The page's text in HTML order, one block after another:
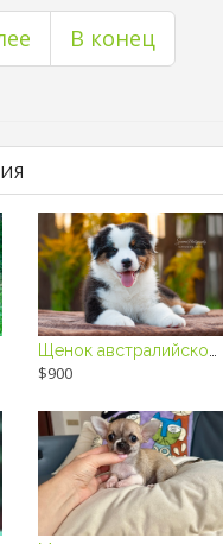
В конец
Щенок австралийской овчарки / щенки аусси
$900